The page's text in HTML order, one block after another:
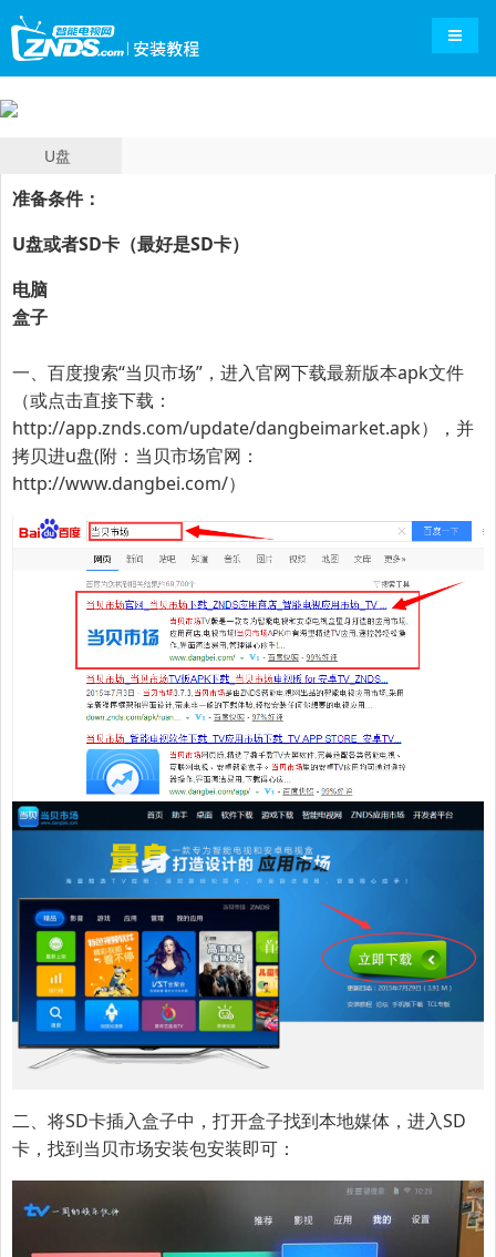
导航
U盘
准备条件：
U盘或者SD卡（最好是SD卡）
电脑
盒子
一、百度搜索“当贝市场”，进入官网下载最新版本apk文件
（或点击直接下载：
http://app.znds.com/update/dangbeimarket.apk），并
拷贝进u盘(附：当贝市场官网：
http://www.dangbei.com/）
二、将SD卡插入盒子中，打开盒子找到本地媒体，进入SD
卡，找到当贝市场安装包安装即可：